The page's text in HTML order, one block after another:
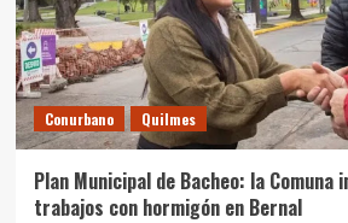
Conurbano Quilmes
Plan Municipal de Bacheo: la
trabajos con hormigón en Bernal